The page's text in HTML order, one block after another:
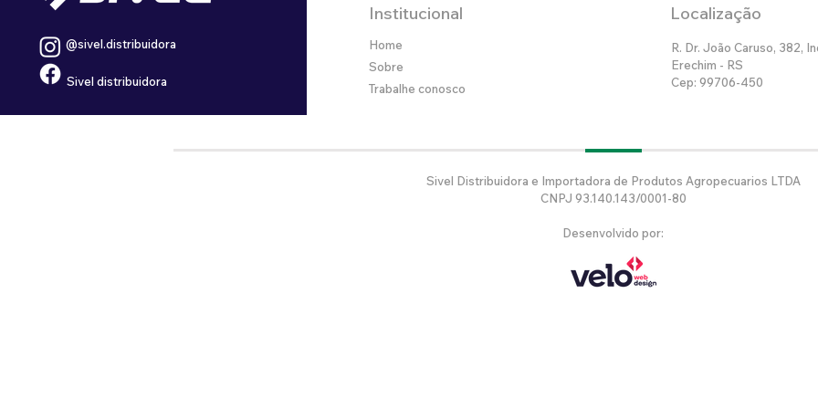
@sivel.distribuidora
Sivel distribuidora
Institucional
Home
Sobre
Trabalhe conosco
Localização
R. Dr. João Caruso, 382,
Erechim - RS
Cep: 99706-450
Sivel Distribuidora e Importadora de Produtos Agropecuarios LTDA
CNPJ 93.140.143/0001-80
Desenvolvido por: